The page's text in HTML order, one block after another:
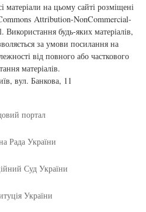
на цьому сайті розміщені
Attribution-NonCommercial-
. Використання будь-яких матеріалів,
за умови посилання на
від повного або часткового
матеріалів.
вул. Банкова, 11
портал
Рада України
Суд України
України